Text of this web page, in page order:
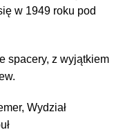
w 1949 roku pod
spacery, z wyjątkiem
Wydział